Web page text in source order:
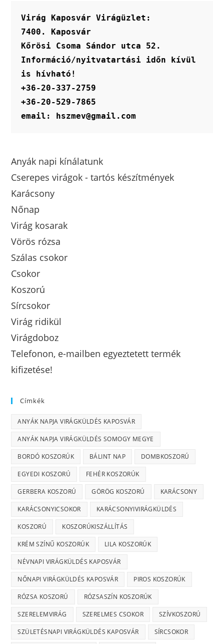
Virág Kaposvár Virágüzlet:
7400. Kaposvár
Kőrösi Csoma Sándor utca 52.
Információ/nyitvatartási időn kívül
is hívható!
+36-20-337-2759
+36-20-529-7865
email: hszmev@gmail.com
Anyák napi kínálatunk
Cserepes virágok - tartós készítmények
Karácsony
Nőnap
Virág kosarak
Vörös rózsa
Szálas csokor
Csokor
Koszorú
Sírcsokor
Virág ridikül
Virágdoboz
Telefonon, e-mailben egyeztetett termék
kifizetése!
Címkék
ANYÁK NAPJA VIRÁGKÜLDÉS KAPOSVÁR
ANYÁK NAPJA VIRÁGKÜLDÉS SOMOGY MEGYE
BORDÓ KOSZORÚK BÁLINT NAP DOMBKOSZORÚ
EGYEDI KOSZORÚ FEHÉR KOSZORÚK
GERBERA KOSZORÚ GÖRÖG KOSZORÚ KARÁCSONY
KARÁCSONYICSOKOR KARÁCSONYIVIRÁGKÜLDÉS
KOSZORÚ KOSZORÚKISZÁLLÍTÁS
KRÉM SZÍNŰ KOSZORÚK LILA KOSZORÚK
NÉVNAPI VIRÁGKÜLDÉS KAPOSVÁR
NŐNAPI VIRÁGKÜLDÉS KAPOSVÁR PIROS KOSZORÚK
RÓZSA KOSZORÚ RÓZSASZÍN KOSZORÚK
SZERELEMVIRÁG SZERELMES CSOKOR SZÍVKOSZORÚ
SZÜLETÉSNAPI VIRÁGKÜLDÉS KAPOSVÁR SÍRCSOKOR